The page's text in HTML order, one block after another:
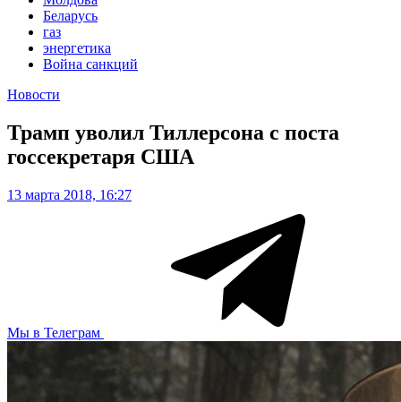
Беларусь
газ
энергетика
Война санкций
Новости
Трамп уволил Тиллерсона с поста
госсекретаря США
13 марта 2018, 16:27
Мы в Телеграм